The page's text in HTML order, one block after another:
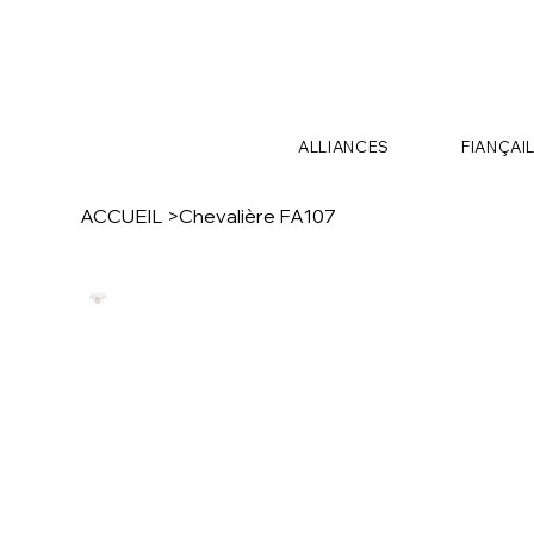
ALLIANCES
ACCUEIL >Chevalière FA107